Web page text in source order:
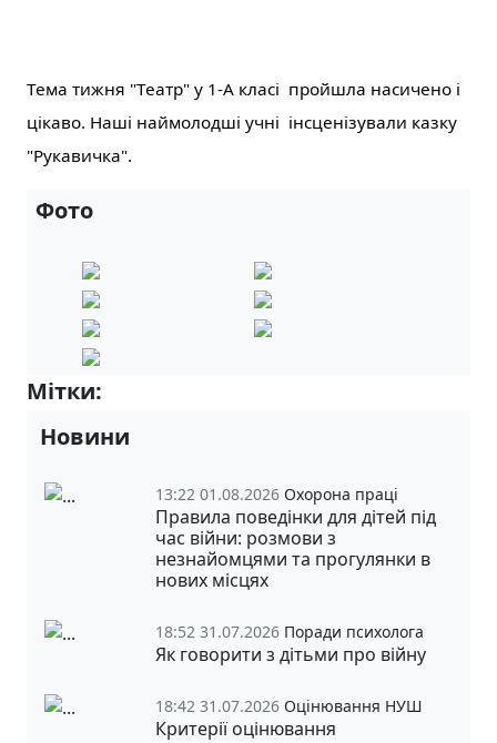
Тема тижня "Театр" у 1-А класі пройшла насичено і
цікаво. Наші наймолодші учні інсценізували казку
"Рукавичка".
Фото
Мітки:
Новини
13:22 01.08.2026 Охорона праці
Правила поведінки для дітей під
час війни: розмови з
незнайомцями та прогулянки в
нових місцях
18:52 31.07.2026 Поради психолога
Як говорити з дітьми про війну
18:42 31.07.2026 Оцінювання НУШ
Критерії оцінювання